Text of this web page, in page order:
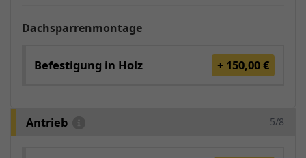
Dachsparrenmontage
Befestigung in Holz + 150,00 €
Antrieb 5/8